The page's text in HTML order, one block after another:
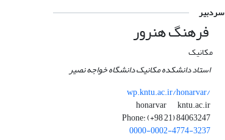
سردبیر
فرهنگ هنرور
مکانیک
استاد دانشکده مکانیک دانشگاه خواجه نصیر
wp.kntu.ac.ir/honarvar/
honarvar
kntu.ac.ir
Phone: (+98 21) 84063247
0000-0002-4774-3237